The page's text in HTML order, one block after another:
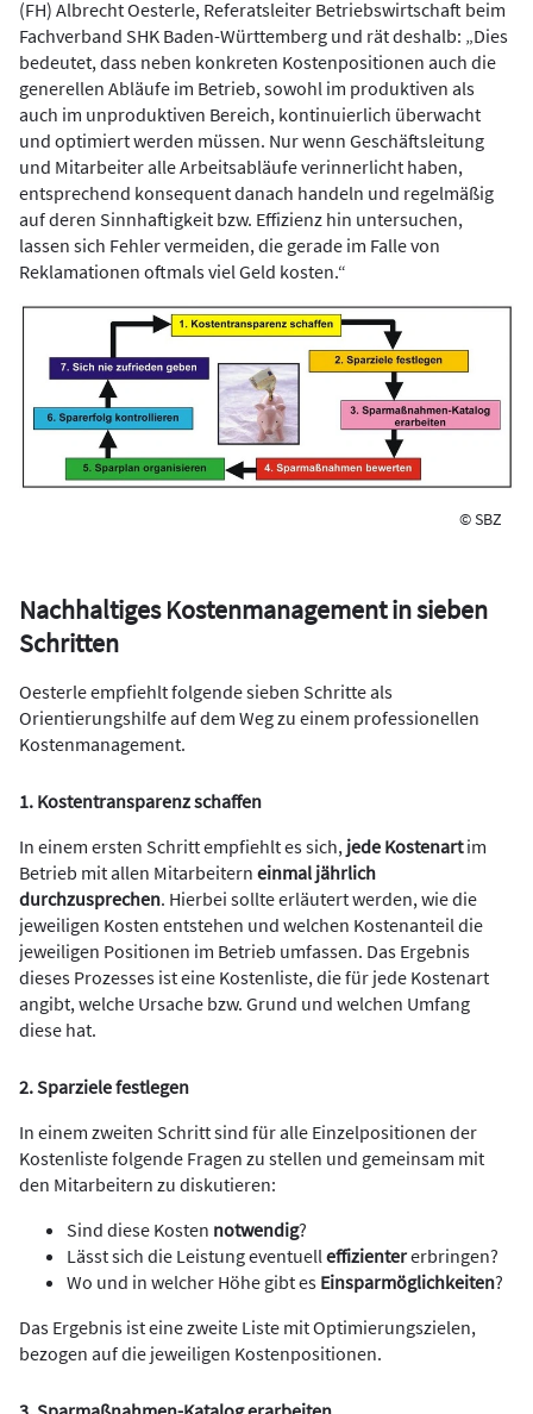
(FH) Albrecht Oesterle, Referatsleiter Betriebswirtschaft beim
Fachverband SHK Baden-Württemberg und rät deshalb: „Dies
bedeutet, dass neben konkreten Kostenpositionen auch die
generellen Abläufe im Betrieb, sowohl im produktiven als
auch im unproduktiven Bereich, kontinuierlich überwacht
und optimiert werden müssen. Nur wenn Geschäftsleitung
und Mitarbeiter alle Arbeitsabläufe verinnerlicht haben,
entsprechend konsequent danach handeln und regelmäßig
auf deren Sinnhaftigkeit bzw. Effizienz hin untersuchen,
lassen sich Fehler vermeiden, die gerade im Falle von
Reklamationen oftmals viel Geld kosten.“
© SBZ
Nachhaltiges Kostenmanagement in sieben
Schritten
Oesterle empfiehlt folgende sieben Schritte als
Orientierungshilfe auf dem Weg zu einem professionellen
Kostenmanagement.
1. Kostentransparenz schaffen
In einem ersten Schritt empfiehlt es sich, jede Kostenartim
Betrieb mit allen Mitarbeitern einmal jährlich
durchzusprechen. Hierbei sollte erläutert werden, wie die
jeweiligen Kosten entstehen und welchen Kostenanteil die
jeweiligen Positionen im Betrieb umfassen. Das Ergebnis
dieses Prozesses ist eine Kostenliste, die für jede Kostenart
angibt, welche Ursache bzw. Grund und welchen Umfang
diese hat.
2. Sparziele festlegen
In einem zweiten Schritt sind für alle Einzelpositionen der
Kostenliste folgende Fragen zu stellen und gemeinsam mit
den Mitarbeitern zu diskutieren:
Sind diese Kosten notwendig?
Lässt sich die Leistung eventuell effizientererbringen?
Wo und in welcher Höhe gibt es Einsparmöglichkeiten?
Das Ergebnis ist eine zweite Liste mit Optimierungszielen,
bezogen auf die jeweiligen Kostenpositionen.